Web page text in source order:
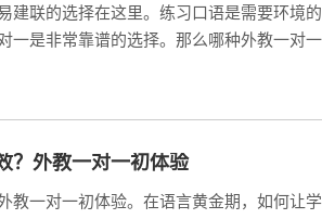
建联的选择在这里。练习口语是需要环境
一是非常靠谱的选择。那么哪种外教一对
SEO/lp-LHY2SEM-new-
？外教一对一初体验
教一对一初体验。在语言黄金期，如何让